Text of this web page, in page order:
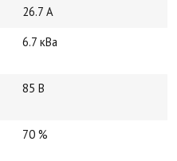
26.7 А
6.7 кВа
85 В
70 %